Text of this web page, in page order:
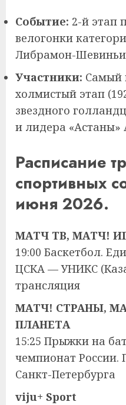
Событие: 2-й этап
велогонки
Либрамон-
Участники: Самый
холмистый этап
звездного
и лидера «Астаны»
Расписание
спортивных
июня 2026.
МАТЧ ТВ, МАТЧ!
19:00 Баскетбол.
ЦСКА — УНИКС
трансляция
МАТЧ! СТРАНЫ,
ПЛАНЕТА
15:25 Прыжки на
чемпионат России.
Санкт-Петербурга
viju+ Sport